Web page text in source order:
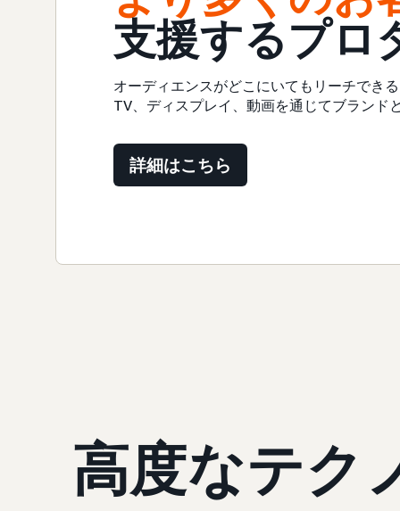
支援するプロ
オーディエンスがどこにいてもリーチでき
TV、ディスプレイ、動画を通じてブランド
詳細はこちら
高度なテク